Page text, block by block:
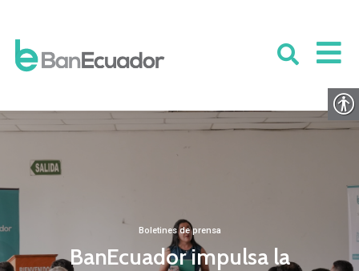
Boletines de prensa
BanEcuador impulsa la